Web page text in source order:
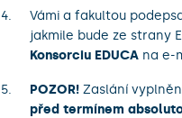
Vámi a fakultou
jakmile bude ze strany
Konsorciu EDUCAna e-
POZOR!Zaslání
před termínem